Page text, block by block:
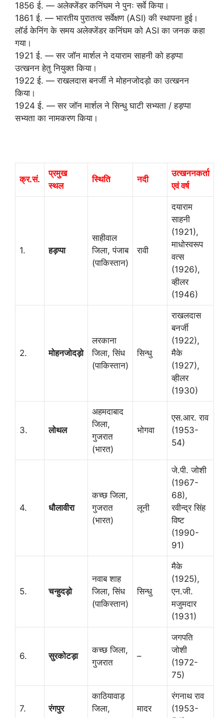
1856 ई. — अलेक्जेंडर कनिंघम ने पुनः सर्वे किया।
1861 ई. — भारतीय पुरातत्व सर्वेक्षण (ASI) की स्थापना हुई।
लॉर्ड केनिंग के समय अलेक्जेंडर कनिंघम को ASI का जनक कहा
गया।
1921 ई. — सर जॉन मार्शल ने दयाराम साहनी को हड़प्पा
उत्खनन हेतु नियुक्त किया।
1922 ई. — राखलदास बनर्जी ने मोहनजोदड़ो का उत्खनन
किया।
1924 ई. — सर जॉन मार्शल ने सिन्धु घाटी सभ्यता / हड़प्पा
सभ्यता का नामकरण किया।
क्र.सं.
प्रमुख
स्थल
स्थिति नदी
उत्खननकर्ता
एवं वर्ष
1. हड़प्पा
साहीवाल
जिला, पंजाब
(पाकिस्तान)
रावी
दयाराम
साहनी
(1921),
माधोस्वरूप
वत्स
(1926),
व्हीलर
(1946)
2. मोहनजोदड़ो
लरकाना
जिला, सिंध
(पाकिस्तान)
सिन्धु
राखलदास
बनर्जी
(1922),
मैके
(1927),
व्हीलर
(1930)
3. लोथल
अहमदाबाद
जिला,
गुजरात
(भारत)
भोगवा
एस.आर. राव
(1953-
54)
4. धौलावीरा
कच्छ जिला,
गुजरात
(भारत)
लूनी
जे.पी. जोशी
(1967-
68),
रवीन्द्र सिंह
विष्ट
(1990-
91)
5. चन्हुदड़ो
नवाब शाह
जिला, सिंध
(पाकिस्तान)
सिन्धु
मैके
(1925),
एन.जी.
मजुमदार
(1931)
6. सुरकोटड़ा
कच्छ जिला,
गुजरात
–
जगपति
जोशी
(1972-
75)
7. रंगपुर
काठियावाड़
जिला,
मादर
रंगनाथ राव
(1953-